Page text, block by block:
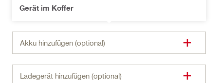
Gerät im Koffer
Akku hinzufügen (optional)
Ladegerät hinzufügen (optional)